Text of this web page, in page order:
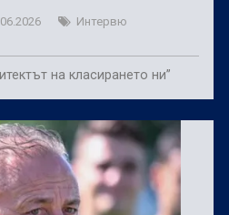
Интервю
на класирането ни”